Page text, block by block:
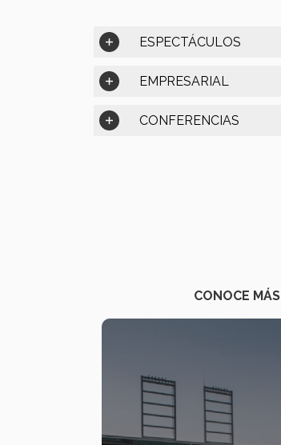
ESPECTÁCULOS
EMPRESARIAL
CONFERENCIAS
CONOCE MÁS